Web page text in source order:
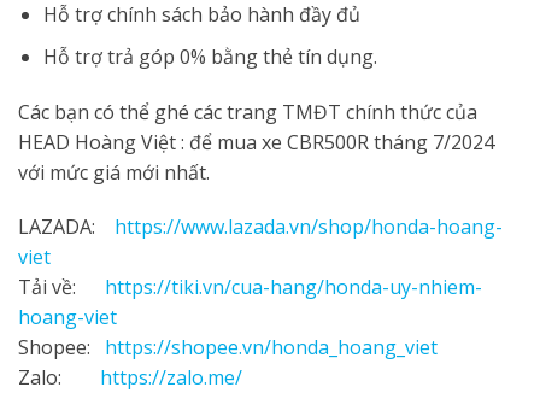
Hỗ trợ chính sách bảo hành đầy đủ
Hỗ trợ trả góp 0% bằng thẻ tín dụng.
Các bạn có thể ghé các trang TMĐT chính thức của
HEAD Hoàng Việt : để mua xe CBR500R tháng 7/2024
với mức giá mới nhất.
LAZADA: https://www.lazada.vn/shop/honda-hoang-
viet
Tải về: https://tiki.vn/cua-hang/honda-uy-nhiem-
hoang-viet
Shopee:
https://shopee.vn/honda_hoang_viet
Zalo: https://zalo.me/